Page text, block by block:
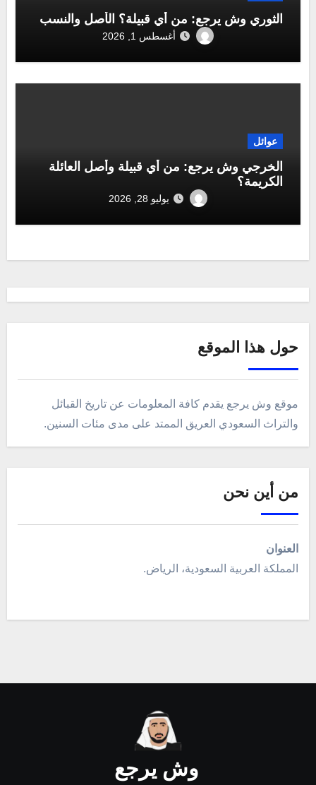
الثوري وش يرجع: من أي قبيلة؟ الأصل والنسب
أغسطس 1, 2026
عوائل
الخرجي وش يرجع: من أي قبيلة وأصل العائلة
الكريمة؟
يوليو 28, 2026
حول هذا الموقع
موقع وش يرجع يقدم كافة المعلومات عن تاريخ القبائل
والتراث السعودي العريق الممتد على مدى مئات السنين.
من أين نحن
العنوان
المملكة العربية السعودية، الرياض.
وش يرجع